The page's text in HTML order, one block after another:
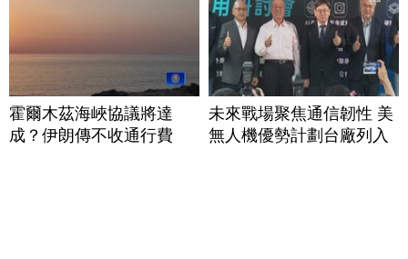
霍爾木茲海峽協議將達
成？伊朗傳不收通行費
未來戰場聚焦通信韌性 美
無人機優勢計劃台廠列入